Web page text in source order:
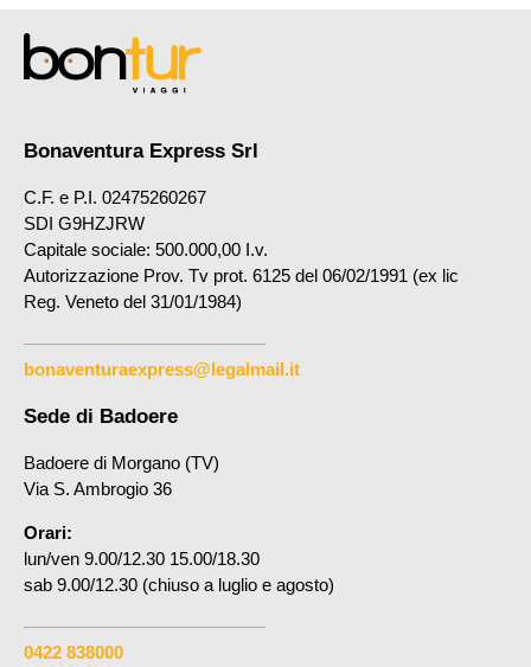
Bonaventura Express Srl
C.F. e P.I. 02475260267
SDI G9HZJRW
Capitale sociale: 500.000,00 I.v.
Autorizzazione Prov. Tv prot. 6125 del 06/02/1991 (ex lic
Reg. Veneto del 31/01/1984)
bonaventuraexpress@legalmail.it
Sede di Badoere
Badoere di Morgano (TV)
Via S. Ambrogio 36
Orari:
lun/ven 9.00/12.30 15.00/18.30
sab 9.00/12.30 (chiuso a luglio e agosto)
0422 838000